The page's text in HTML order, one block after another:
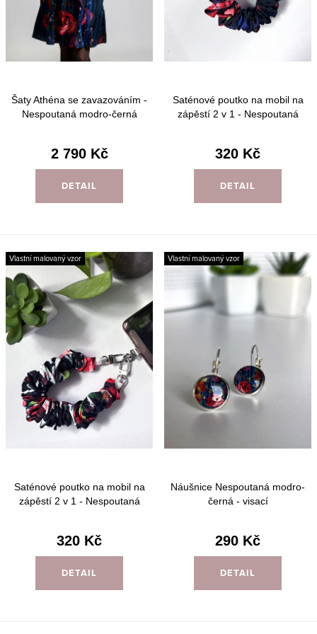
ů
t
Šaty Athéna se zavazováním -
Nespoutaná modro-černá
2 790 Kč
DETAIL
Saténové poutko na mobil na
zápěstí 2 v 1 - Nespoutaná
320 Kč
DETAIL
Vlastní malovaný vzor
Saténové poutko na mobil na
zápěstí 2 v 1 - Nespoutaná
320 Kč
DETAIL
Vlastní malovaný vzor
Náušnice Nespoutaná modro-
černá - visací
290 Kč
DETAIL